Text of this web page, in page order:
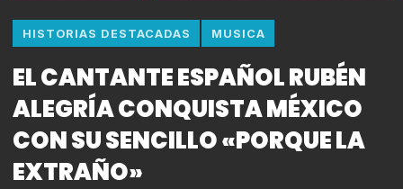
HISTORIAS DESTACADAS MUSICA
EL CANTANTE ESPAÑOL RUBÉN
ALEGRÍA CONQUISTA MÉXICO
CON SU SENCILLO «PORQUE LA
EXTRAÑO»